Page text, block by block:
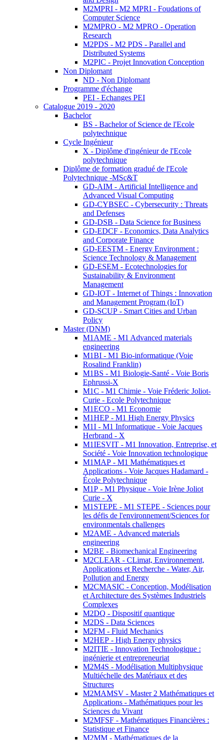
M2MPRI - M2 MPRI - Foudations of
Computer Science
M2MPRO - M2 MPRO - Operation
Research
M2PDS - M2 PDS - Parallel and
Distributed Systems
M2PIC - Projet Innovation Conception
Non Diplomant
ND - Non Diplomant
Programme d'échange
PEI - Echanges PEI
Catalogue 2019 - 2020
Bachelor
BS - Bachelor of Science de l'Ecole
polytechnique
Cycle Ingénieur
X - Diplôme d'ingénieur de l'Ecole
polytechnique
Diplôme de formation gradué de l'Ecole
Polytechnique -MSc&T
GD-AIM - Artificial Intelligence and
Advanced Visual Computing
GD-CYBSEC - Cybersecurity : Threats
and Defenses
GD-DSB - Data Science for Business
GD-EDCF - Economics, Data Analytics
and Corporate Finance
GD-EESTM - Energy Environment :
Science Technology & Management
GD-ESEM - Ecotechnologies for
Sustainability & Environment
Management
GD-IOT - Internet of Things : Innovation
and Management Program (IoT)
GD-SCUP - Smart Cities and Urban
Policy
Master (DNM)
M1AME - M1 Advanced materials
engineering
M1BI - M1 Bio-informatique (Voie
Rosalind Franklin)
M1BS - M1 Biologie-Santé - Voie Boris
Ephrussi-X
M1C - M1 Chimie - Voie Fréderic Joliot-
Curie - Ecole Polytechnique
M1ECO - M1 Economie
M1HEP - M1 High Energy Physics
M1I - M1 Informatique - Voie Jacques
Herbrand - X
M1IESVIT - M1 Innovation, Entreprise, et
Société - Voie Innovation technologique
M1MAP - M1 Mathématiques et
Applications - Voie Jacques Hadamard -
École Polytechnique
M1P - M1 Physique - Voie Irène Joliot
Curie - X
M1STEPE - M1 STEPE - Sciences pour
les défis de l'environnement/Sciences for
environmentals challenges
M2AME - Advanced materials
engineering
M2BE - Biomechanical Engineering
M2CLEAR - CLimat, Environnement,
Applications et Recherche - Water, Air,
Pollution and Energy
M2CMASIC - Conception, Modélisation
et Architecture des Systèmes Industriels
Complexes
M2DQ - Dispositif quantique
M2DS - Data Sciences
M2FM - Fluid Mechanics
M2HEP - High Energy physics
M2ITIE - Innovation Technologique :
ingénierie et entrepreneuriat
M2M4S - Modélisation Multiphysique
Multiéchelle des Matériaux et des
Structures
M2MAMSV - Master 2 Mathématiques et
Applications - Mathématiques pour les
Sciences du Vivant
M2MFSF - Mathématiques Financières :
Statistique et Finance
M2MM - Mathématiques de la